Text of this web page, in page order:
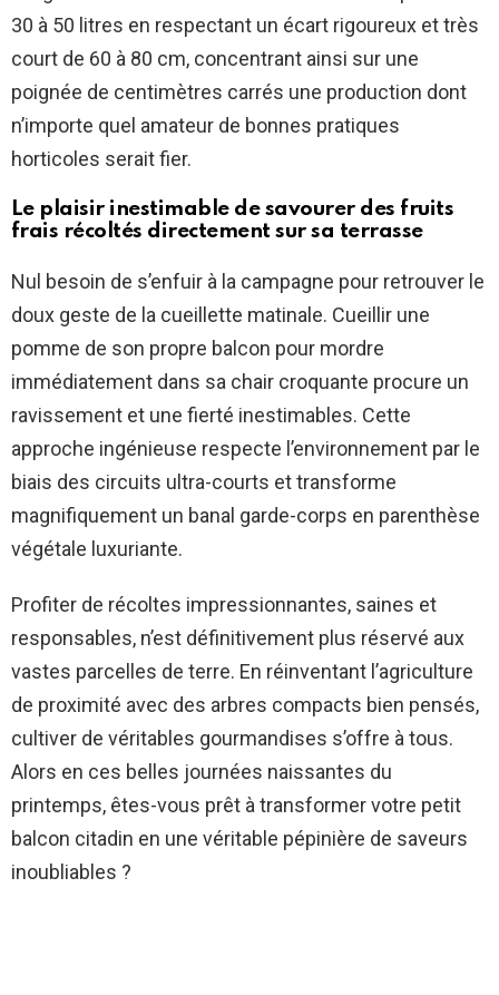
30 à 50 litres en respectant un écart rigoureux et très
court de 60 à 80 cm, concentrant ainsi sur une
poignée de centimètres carrés une production dont
n’importe quel amateur de bonnes pratiques
horticoles serait fier.
Le plaisir inestimable de savourer des fruits
frais récoltés directement sur sa terrasse
Nul besoin de s’enfuir à la campagne pour retrouver le
doux geste de la cueillette matinale. Cueillir une
pomme de son propre balcon pour mordre
immédiatement dans sa chair croquante procure un
ravissement et une fierté inestimables. Cette
approche ingénieuse respecte l’environnement par le
biais des circuits ultra-courts et transforme
magnifiquement un banal garde-corps en parenthèse
végétale luxuriante.
Profiter de récoltes impressionnantes, saines et
responsables, n’est définitivement plus réservé aux
vastes parcelles de terre. En réinventant l’agriculture
de proximité avec des arbres compacts bien pensés,
cultiver de véritables gourmandises s’offre à tous.
Alors en ces belles journées naissantes du
printemps, êtes-vous prêt à transformer votre petit
balcon citadin en une véritable pépinière de saveurs
inoubliables ?